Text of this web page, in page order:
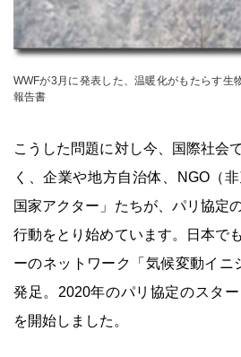
WWFが3月に発表した、温暖化がもたらす生
報告書
こうした問題に対し今、国際社会
く、企業や地方自治体、NGO（
国家アクター」たちが、パリ協定
行動をとり始めています。日本で
ーのネットワーク「気候変動イニ
発足。2020年のパリ協定のスタ
を開始しました。